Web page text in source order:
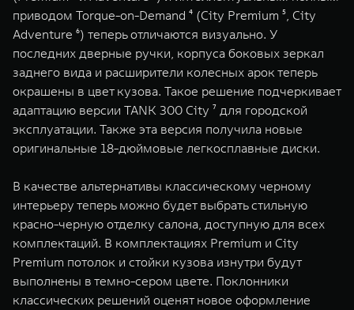
WEY 80
от 6 449 000 ₽
WEY 80
от 8 099
приводом Torque-on-Demand ⁴ (City Premium ⁵, City
Adventure ⁶) теперь отличаются визуально. У
последних дверные ручки, корпуса боковых зеркал
заднего вида и расширители колесных арок теперь
окрашены в цвет кузова. Такое решение подчеркивает
адаптацию версии TANK 300 City ⁷ для городской
эксплуатации. Также эта версия получила новые
оригинальные 18-дюймовые легкосплавные диски.
В качестве альтернативы классическому черному
интерьеру теперь можно будет выбрать стильную
красно-черную отделку салона, доступную для всех
комплектаций. В комплектациях Premium и City
Premium потолок и стойки кузова изнутри будут
выполнены в темно-сером цвете. Поклонники
классических решений оценят новое оформление